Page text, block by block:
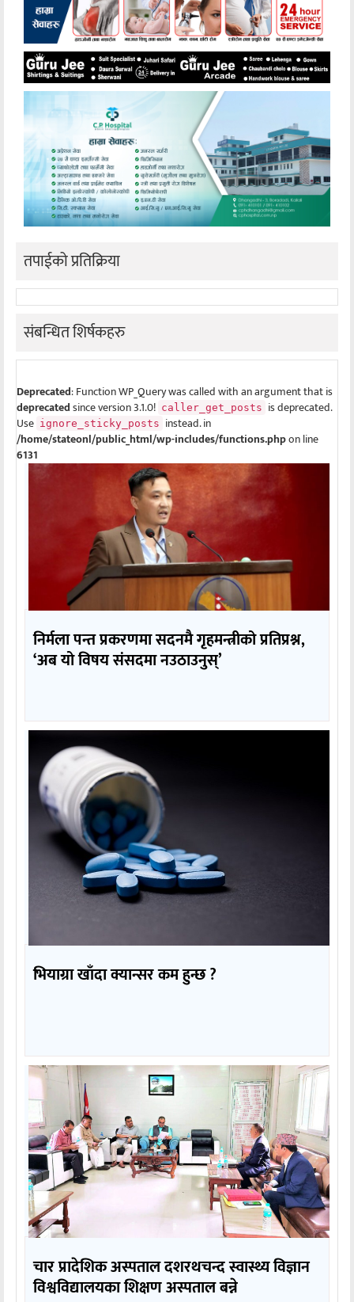
तपाईको प्रतिक्रिया
संबन्धित शिर्षकहरु
Deprecated: Function WP_Query was called with an argument that is
deprecatedsince version 3.1.0! caller_get_posts is deprecated.
Use ignore_sticky_posts instead. in
/home/stateonl/public_html/wp-includes/functions.phpon line
6131
निर्मला पन्त प्रकरणमा सदनमै गृहमन्त्रीको प्रतिप्रश्न,
‘अब यो विषय संसदमा नउठाउनुस्’
भियाग्रा खाँदा क्यान्सर कम हुन्छ ?
चार प्रादेशिक अस्पताल दशरथचन्द स्वास्थ्य विज्ञान
विश्वविद्यालयका शिक्षण अस्पताल बन्ने